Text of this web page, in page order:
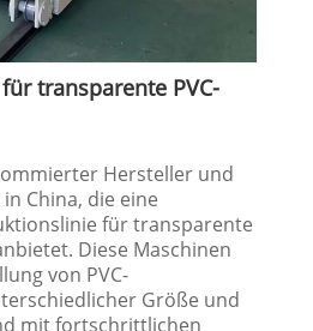
transparente PVC-
Hersteller und
China, die eine
für transparente
Diese Maschinen
von PVC-
Größe und
mit fortschrittlichen